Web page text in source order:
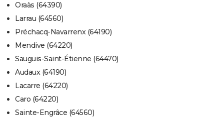
Oraàs (64390)
Larrau (64560)
Préchacq-Navarrenx (64190)
Mendive (64220)
Sauguis-Saint-Étienne (64470)
Audaux (64190)
Lacarre (64220)
Caro (64220)
Sainte-Engrâce (64560)